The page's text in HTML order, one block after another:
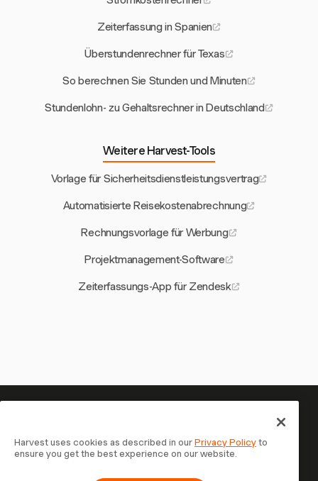
Zeiterfassung in Spanien
Überstundenrechner für Texas
So berechnen Sie Stunden und Minuten
Stundenlohn- zu Gehaltsrechner in Deutschland
Weitere Harvest-Tools
Vorlage für Sicherheitsdienstleistungsvertrag
Automatisierte Reisekostenabrechnung
Rechnungsvorlage für Werbung
Projektmanagement-Software
Zeiterfassungs-App für Zendesk
Ihre Zeit verdient es, erfasst zu
werden — starten Sie jetzt
Schließen Sie sich über 70.000 Unternehmen an, die mit
Harvest uses cookies as described in ourPrivacy Policyto
ensure you get the best experience on our website.